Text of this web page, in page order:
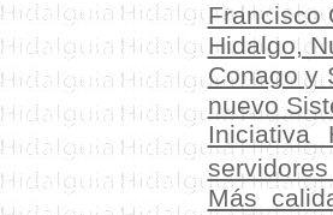
Francisco
Hidalgo,
Conago y
nuevo
Más